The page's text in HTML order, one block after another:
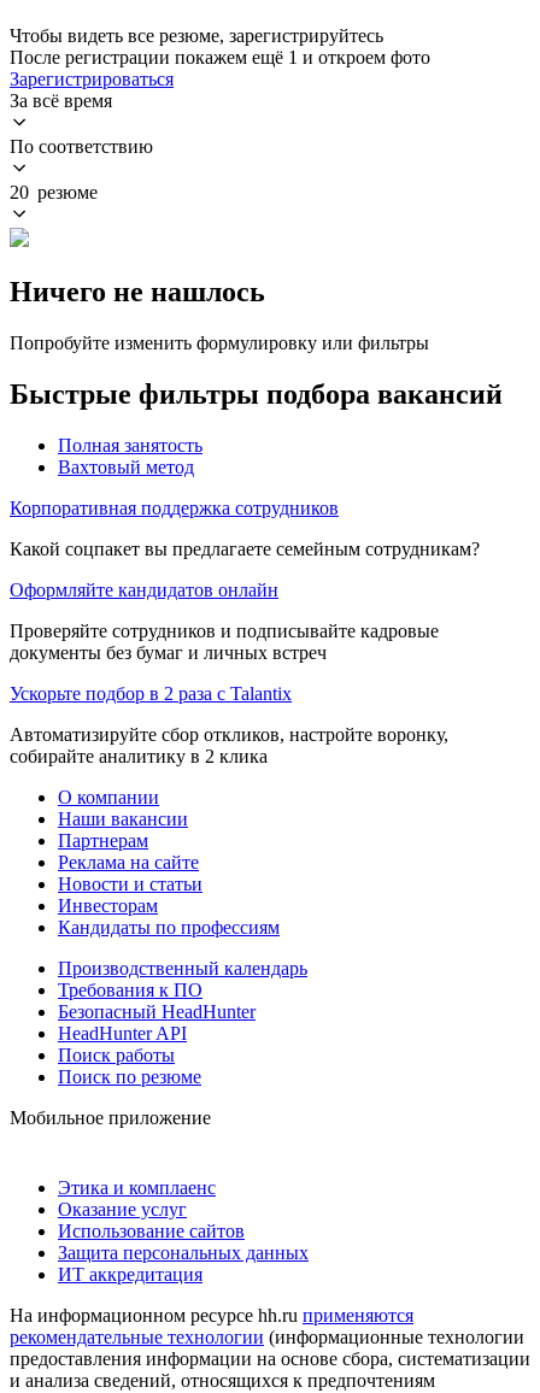
Чтобы видеть все резюме, зарегистрируйтесь
После регистрации покажем ещё 1 и откроем фото
Зарегистрироваться
За всё время
По соответствию
20 резюме
Ничего не нашлось
Попробуйте изменить формулировку или фильтры
Быстрые фильтры подбора вакансий
Полная занятость
Вахтовый метод
Корпоративная поддержка сотрудников
Какой соцпакет вы предлагаете семейным сотрудникам?
Оформляйте кандидатов онлайн
Проверяйте сотрудников и подписывайте кадровые
документы без бумаг и личных встреч
Ускорьте подбор в 2 раза с Talantix
Автоматизируйте сбор откликов, настройте воронку,
собирайте аналитику в 2 клика
О компании
Наши вакансии
Партнерам
Реклама на сайте
Новости и статьи
Инвесторам
Кандидаты по профессиям
Производственный календарь
Требования к ПО
Безопасный HeadHunter
HeadHunter API
Поиск работы
Поиск по резюме
Мобильное приложение
Этика и комплаенс
Оказание услуг
Использование сайтов
Защита персональных данных
ИТ аккредитация
На информационном ресурсе hh.ru применяются
рекомендательные технологии (информационные технологии
предоставления информации на основе сбора, систематизации
и анализа сведений, относящихся к предпочтениям